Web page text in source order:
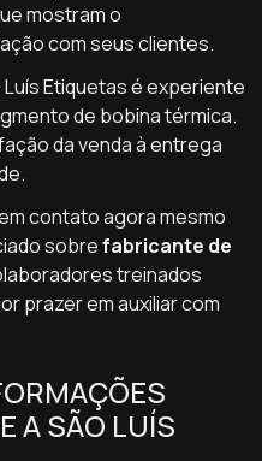
mostram o
com seus clientes.
Luís Etiquetas é experiente
de bobina térmica.
da venda à entrega
contato agora mesmo
sobrefabricante de
treinados
prazer em auxiliar com
A SÃO LUÍS